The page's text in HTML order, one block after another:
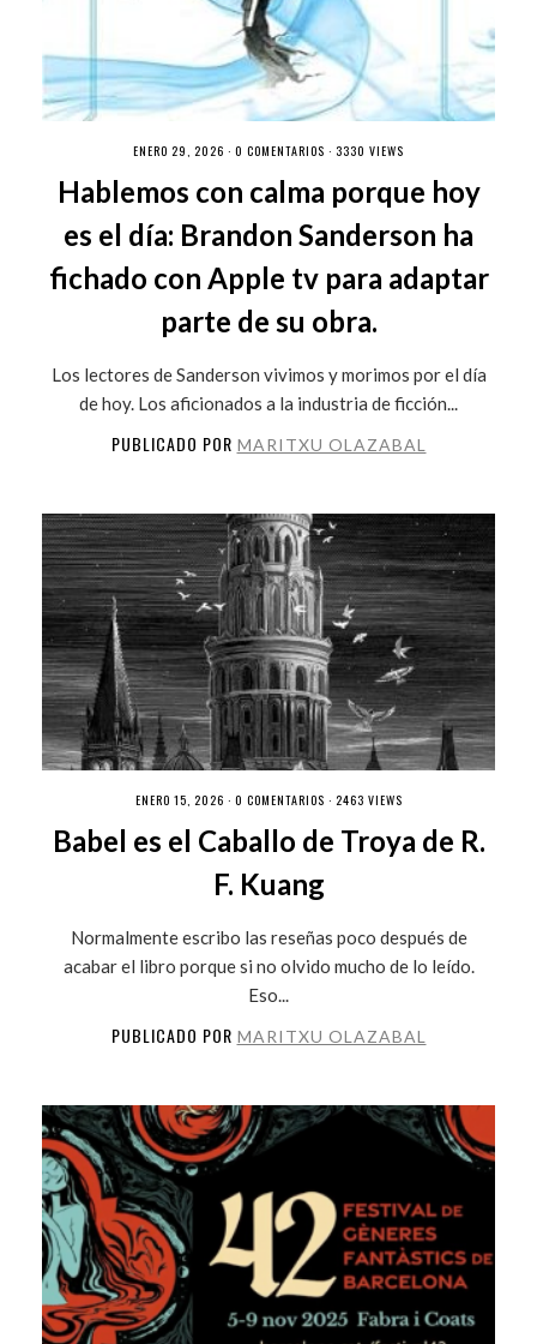
ENERO 29, 2026 · 0 COMENTARIOS · 3330 VIEWS
Hablemos con calma porque hoy
es el día: Brandon Sanderson ha
fichado con Apple tv para adaptar
parte de su obra.
Los lectores de Sanderson vivimos y morimos por el día
de hoy. Los aficionados a la industria de ficción...
PUBLICADO POR MARITXU OLAZABAL
ENERO 15, 2026 · 0 COMENTARIOS · 2463 VIEWS
Babel es el Caballo de Troya de R.
F. Kuang
Normalmente escribo las reseñas poco después de
acabar el libro porque si no olvido mucho de lo leído.
Eso...
PUBLICADO POR MARITXU OLAZABAL